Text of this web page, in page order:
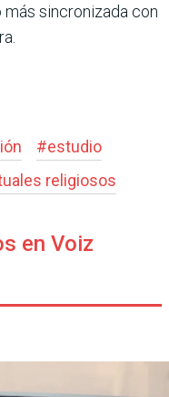
sincronizada con
#estudio
religiosos
en Voiz